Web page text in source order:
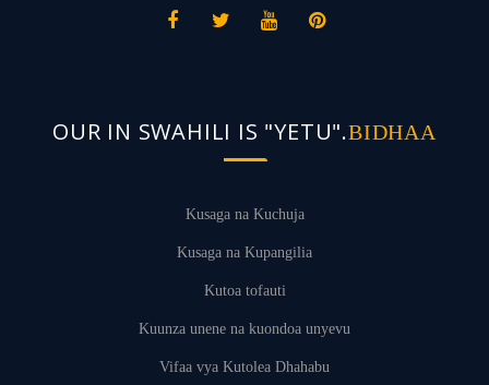
OUR IN SWAHILI IS "YETU".BIDHAA
Kusaga na Kuchuja
Kusaga na Kupangilia
Kutoa tofauti
Kuunza unene na kuondoa unyevu
Vifaa vya Kutolea Dhahabu